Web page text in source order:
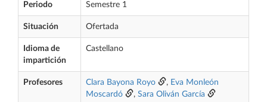
Periodo Semestre 1
Situación Ofertada
Idioma de
impartición
Castellano
Profesores Clara Bayona Royo , Eva Monleón
Moscardó
, Sara Oliván García